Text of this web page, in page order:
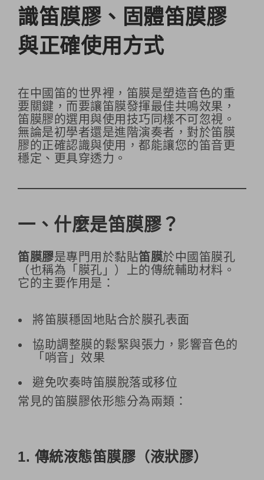
識笛膜膠、固體笛膜膠
與正確使用方式
在中國笛的世界裡，笛膜是塑造音色的重
要關鍵，而要讓笛膜發揮最佳共鳴效果，
笛膜膠的選用與使用技巧同樣不可忽視。
無論是初學者還是進階演奏者，對於笛膜
膠的正確認識與使用，都能讓您的笛音更
穩定、更具穿透力。
一、什麼是笛膜膠？
笛膜膠是專門用於黏貼笛膜於中國笛膜孔
（也稱為「膜孔」）上的傳統輔助材料。
它的主要作用是：
將笛膜穩固地貼合於膜孔表面
協助調整膜的鬆緊與張力，影響音色的
「哨音」效果
避免吹奏時笛膜脫落或移位
常見的笛膜膠依形態分為兩類：
1. 傳統液態笛膜膠（液狀膠）